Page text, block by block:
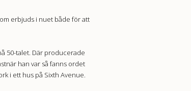
erbjuds i nuet både för att
50-talet. Där producerade
han var så fanns ordet
i ett hus på Sixth Avenue.